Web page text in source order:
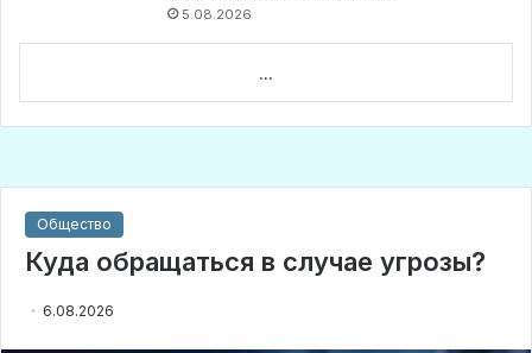
5.08.2026
...